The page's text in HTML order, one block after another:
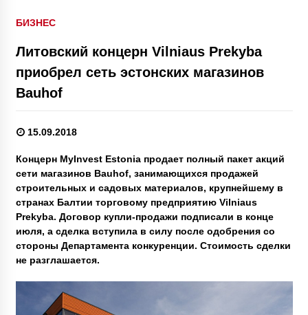
БИЗНЕС
Литовский концерн Vilniaus Prekyba
приобрел сеть эстонских магазинов
Bauhof
15.09.2018
Концерн MyInvest Estonia продает полный пакет акций
сети магазинов Bauhof, занимающихся продажей
строительных и садовых материалов, крупнейшему в
странах Балтии торговому предприятию Vilniaus
Prekyba. Договор купли-продажи подписали в конце
июля, а сделка вступила в силу после одобрения со
стороны Департамента конкуренции. Стоимость сделки
не разглашается.